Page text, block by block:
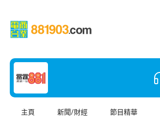
主頁 新聞/財經 節目精華